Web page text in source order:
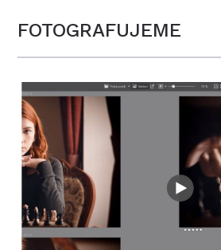
FOTOGRAFUJEME